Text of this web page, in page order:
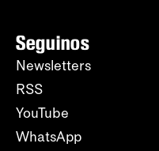
Seguinos
Newsletters
RSS
YouTube
WhatsApp